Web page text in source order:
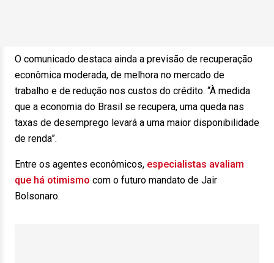
O comunicado destaca ainda a previsão de recuperação
econômica moderada, de melhora no mercado de
trabalho e de redução nos custos do crédito. “À medida
que a economia do Brasil se recupera, uma queda nas
taxas de desemprego levará a uma maior disponibilidade
de renda”.
Entre os agentes econômicos, especialistas avaliam
que há otimismo com o futuro mandato de Jair
Bolsonaro.